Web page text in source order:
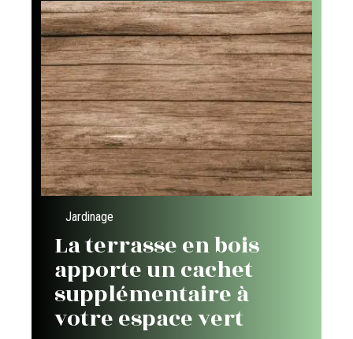
Jardinage
La terrasse en bois
apporte un cachet
supplémentaire à
votre espace vert